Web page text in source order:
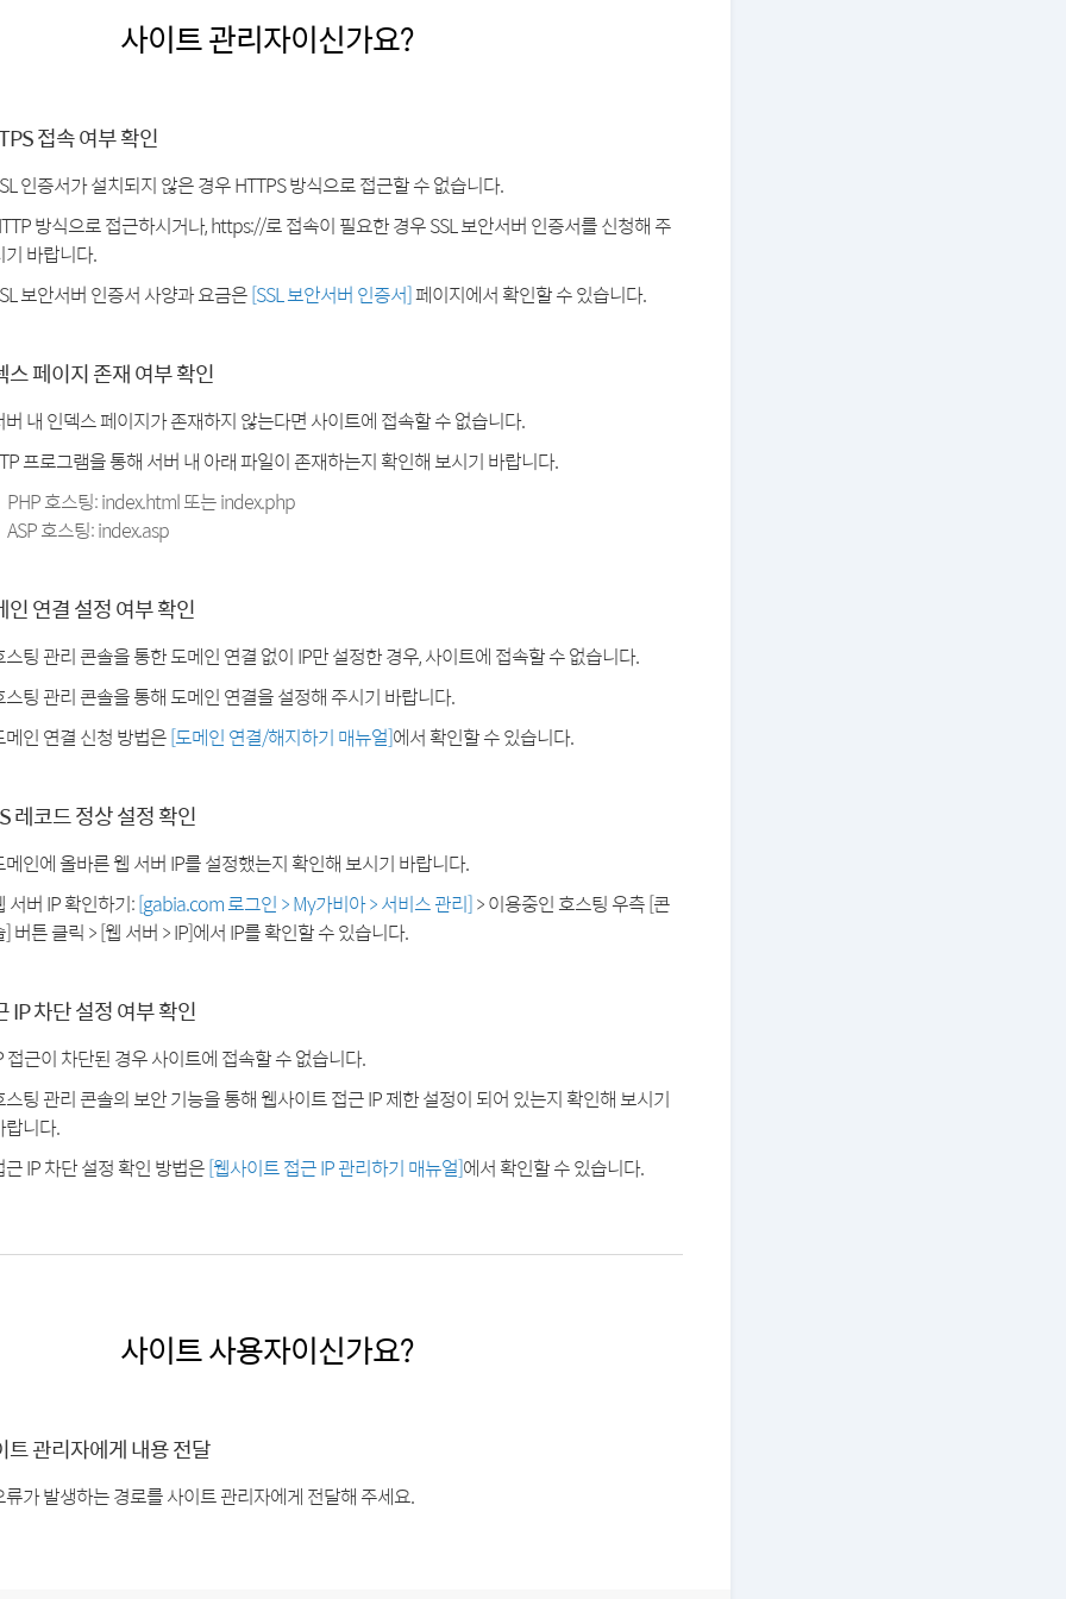
사이트 관리자이신가요?
접속 여부 확인
인증서가 설치되지 않은 경우 HTTPS 방식으로 접근할 수 없습니다.
방식으로 접근하시거나, https://로 접속이 필요한 경우 SSL 보안서버 인증서를 신청해 주
기 바랍니다.
보안서버 인증서 사양과 요금은[SSL 보안서버 인증서]페이지에서 확인할 수 있습니다.
스 페이지 존재 여부 확인
버 내 인덱스 페이지가 존재하지 않는다면 사이트에 접속할 수 없습니다.
프로그램을 통해 서버 내 아래 파일이 존재하는지 확인해 보시기 바랍니다.
PHP 호스팅: index.html 또는 index.php
ASP 호스팅: index.asp
인 연결 설정 여부 확인
스팅 관리 콘솔을 통한 도메인 연결 없이 IP만 설정한 경우, 사이트에 접속할 수 없습니다.
스팅 관리 콘솔을 통해 도메인 연결을 설정해 주시기 바랍니다.
메인 연결 신청 방법은[도메인 연결/해지하기 매뉴얼]에서 확인할 수 있습니다.
레코드 정상 설정 확인
메인에 올바른 웹 서버 IP를 설정했는지 확인해 보시기 바랍니다.
서버 IP 확인하기:[gabia.com 로그인 > My가비아 > 서비스 관리]> 이용중인 호스팅 우측 [콘
] 버튼 클릭 > [웹 서버 > IP]에서 IP를 확인할 수 있습니다.
IP 차단 설정 여부 확인
접근이 차단된 경우 사이트에 접속할 수 없습니다.
스팅 관리 콘솔의 보안 기능을 통해 웹사이트 접근 IP 제한 설정이 되어 있는지 확인해 보시기
랍니다.
근 IP 차단 설정 확인 방법은[웹사이트 접근 IP 관리하기 매뉴얼]에서 확인할 수 있습니다.
사이트 사용자이신가요?
트 관리자에게 내용 전달
류가 발생하는 경로를 사이트 관리자에게 전달해 주세요.